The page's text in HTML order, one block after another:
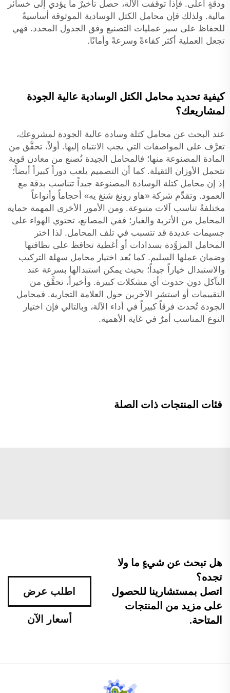
ودقةٍ أعلى. فإذا توقفت الآلة، حصل تأخيرٌ ما يؤدي إلى خسائر
مالية. ولذلك فإن محامل الكتل الوسادية الموثوقة أساسيةٌ
للحفاظ على سير عمليات التصنيع وفق الجدول المحدد. فهي
تجعل العملية أكثر كفاءةً وسرعةً وأمانًا.
كيفية تحديد محامل الكتل الوسادية عالية الجودة
لمشاريعك؟
عند البحث عن محامل كتلة وسادة عالية الجودة لمشروعك،
تعرَّف على المواصفات التي يجب الانتباه إليها. أولاً، تحقَّق من
المادة المصنوعة منها؛ فالمحامل الجيدة تُصنع من معادن قوية
تتحمل الأوزان الثقيلة. كما أن التصميم يلعب دوراً كبيراً أيضاً؛
إذ إن محامل كتلة الوسادة المصنوعة جيداً تتناسب بدقة مع
العمود. وتقدِّم شركة «هاو رونغ شنغ يه» أحجاماً وأنواعاً
مختلفةً تناسب آلات متنوعة. ومن الأمور الأخرى المهمة حماية
المحامل من الأتربة والغبار؛ ففي المصانع، تحتوي الهواء على
جسيمات عديدة قد تتسبب في تلف المحامل. لذا اختر
المحامل المزوَّدة بسدادات أو أغطية تحافظ على نظافتها
وضمان عملها السليم. كما يُعد اختيار محامل سهلة التركيب
والاستبدال خياراً جيداً؛ بحيث يمكن استبدالها بسرعة عند
التآكل دون حدوث أي مشكلات كبيرة. وأخيراً، تحقَّق من
التقييمات أو استشر الآخرين حول العلامة التجارية. فمحامل
الجودة تُحدث فرقاً كبيراً في أداء الآلة، وبالتالي فإن اختيار
النوع المناسب أمرٌ في غاية الأهمية.
فئات المنتجات ذات الصلة
هل تبحث عن شيءٍ ما ولا
تجده؟
اتصل بمستشارينا للحصول
على مزيد من المنتجات
المتاحة.
اطلب عرض
أسعار الآن